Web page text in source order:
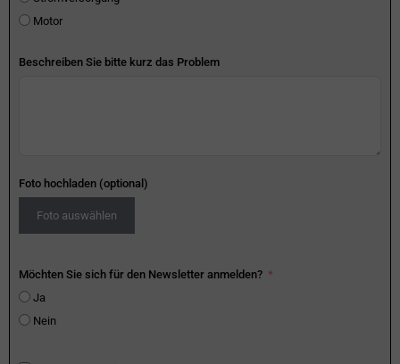
Motor
Beschreiben Sie bitte kurz das Problem
Foto hochladen (optional)
Foto auswählen
Möchten Sie sich für den Newsletter anmelden?
Ja
Nein